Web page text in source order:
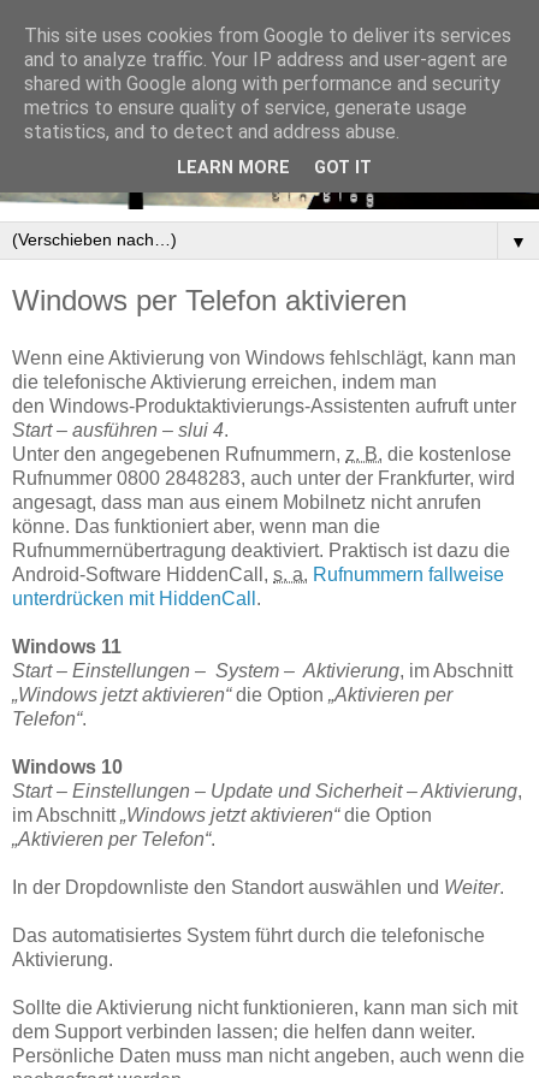
▼
Windows per Telefon aktivieren
Wenn eine Aktivierung von Windows fehlschlägt, kann man
die telefonische Aktivierung erreichen, indem man
den Windows-Produktaktivierungs-Assistenten aufruft unter
Start – ausführen – slui 4.
Unter den angegebenen Rufnummern, z. B. die kostenlose
Rufnummer 0800 2848283, auch unter der Frankfurter, wird
angesagt, dass man aus einem Mobilnetz nicht anrufen
könne. Das funktioniert aber, wenn man die
Rufnummernübertragung deaktiviert. Praktisch ist dazu die
Android-Software HiddenCall, s. a. Rufnummern fallweise
unterdrücken mit HiddenCall .
Windows 11
Start – Einstellungen – System – Aktivierung, im Abschnitt
„Windows jetzt aktivieren“die Option „Aktivieren per
Telefon“.
Windows 10
Start – Einstellungen – Update und Sicherheit – Aktivierung,
im Abschnitt„Windows jetzt aktivieren“die Option
„Aktivieren per Telefon“.
In der Dropdownliste den Standort auswählen und Weiter.
Das automatisiertes System führt durch die telefonische
Aktivierung.
Sollte die Aktivierung nicht funktionieren, kann man sich mit
dem Support verbinden lassen; die helfen dann weiter.
Persönliche Daten muss man nicht angeben, auch wenn die
This site uses cookies from Google to deliver its services
and to analyze traffic. Your IP address and user-agent are
shared with Google along with performance and security
metrics to ensure quality of service, generate usage
statistics, and to detect and address abuse.
LEARN MORE GOT IT